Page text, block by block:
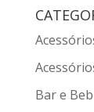
Bar e